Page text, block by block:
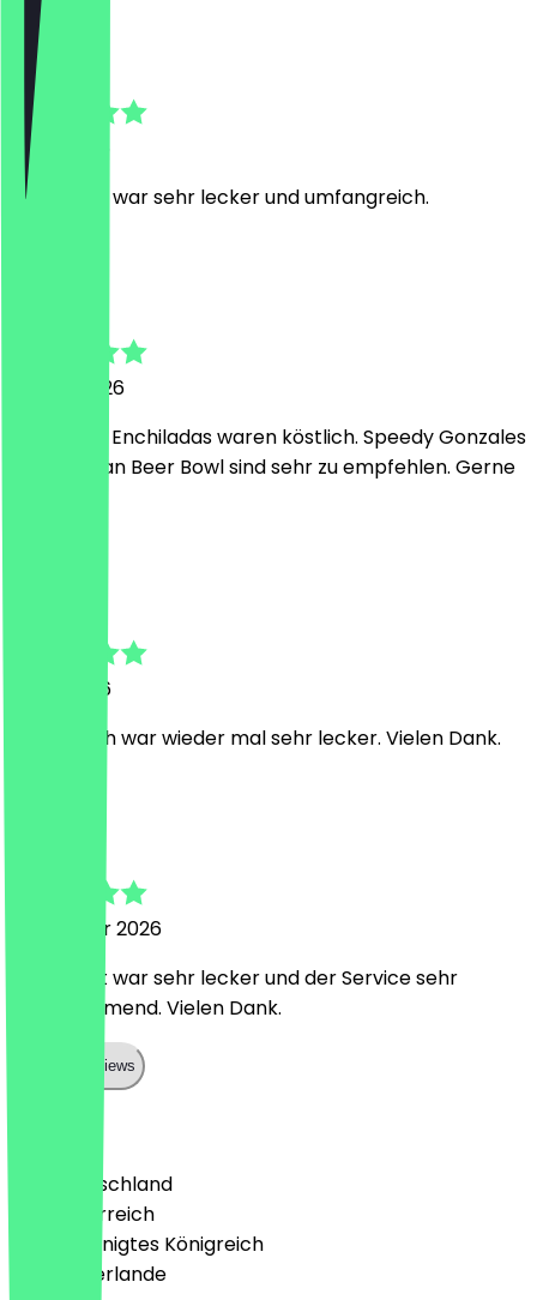
Tobias
5. Juli 2026
Das Buffet war sehr lecker und umfangreich.
14. Juni 2026
Tacos und Enchiladas waren köstlich. Speedy Gonzales
und Mexikan Beer Bowl sind sehr zu empfehlen. Gerne
3. Mai 2026
Der Brunch war wieder mal sehr lecker. Vielen Dank.
15. Februar 2026
Das Buffet war sehr lecker und der Service sehr
zuvorkommend. Vielen Dank.
Show all reviews
🇩🇪 Deutschland
🇦🇹 Österreich
🇬🇧 Vereinigtes Königreich
🇳🇱 Niederlande